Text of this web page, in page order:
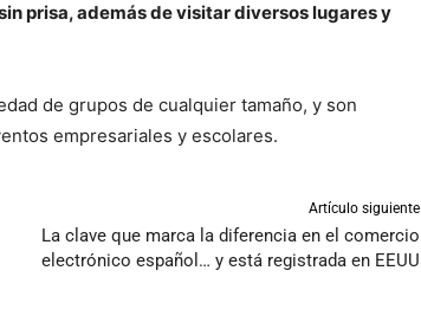
prisa, además de visitar diversos lugares y
de grupos de cualquier tamaño, y son
empresariales y escolares.
Artículo siguiente
La clave que marca la diferencia en el comercio
electrónico español… y está registrada en EEUU